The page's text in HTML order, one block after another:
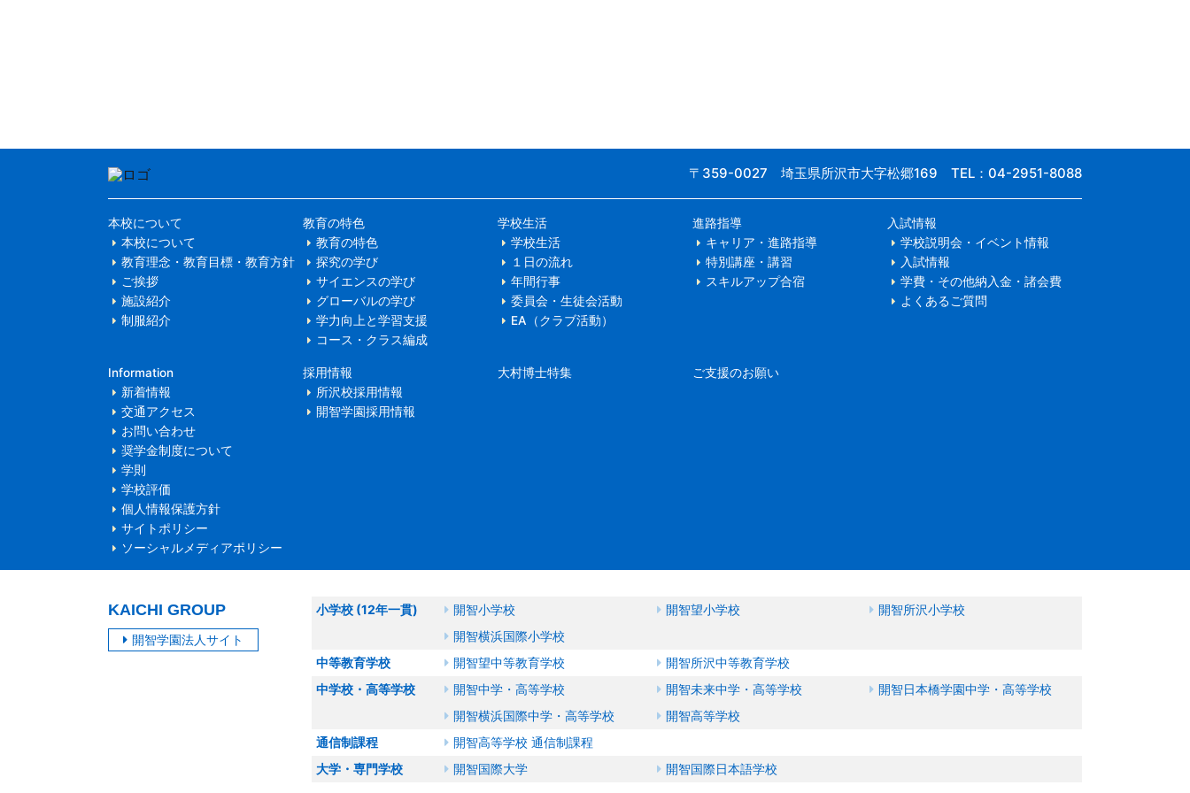
〒359-0027 埼玉県所沢市大字松郷169 TEL：04-2951-8088
本校について
本校について
教育理念・教育目標・教育方針
ご挨拶
施設紹介
制服紹介
教育の特色
教育の特色
探究の学び
サイエンスの学び
グローバルの学び
学力向上と学習支援
コース・クラス編成
学校生活
学校生活
１日の流れ
年間行事
委員会・生徒会活動
EA（クラブ活動）
進路指導
キャリア・進路指導
特別講座・講習
スキルアップ合宿
入試情報
学校説明会・イベント情報
入試情報
学費・その他納入金・諸会費
よくあるご質問
Information
新着情報
交通アクセス
お問い合わせ
奨学金制度について
学則
学校評価
個人情報保護方針
サイトポリシー
ソーシャルメディアポリシー
採用情報
所沢校採用情報
開智学園採用情報
大村博士特集 ご支援のお願い
KAICHI GROUP
開智学園法人サイト
小学校 (12年一貫) 開智小学校 開智望小学校
開智所沢小学校
開智横浜国際小学校
中等教育学校
開智望中等教育学校
開智所沢中等教育学校
中学校・高等学校
開智中学・高等学校 開智未来中学・高等学校
開智日本橋学園中学・高等学校
開智横浜国際中学・高等学校
開智高等学校
通信制課程
開智高等学校 通信制課程
大学・専門学校
開智国際大学 開智国際日本語学校